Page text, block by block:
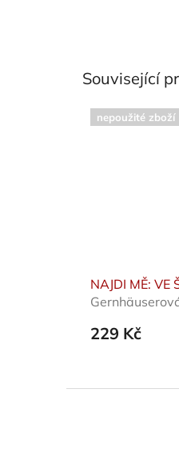
Související
nepoužité zboží
NAJDI MĚ: VE
229 Kč